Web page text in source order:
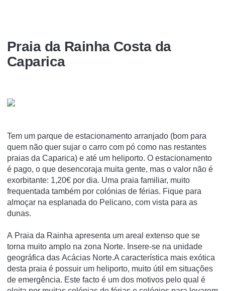
Praia da Rainha Costa da
Caparica
Tem um parque de estacionamento arranjado (bom para
quem não quer sujar o carro com pó como nas restantes
praias da Caparica) e até um heliporto. O estacionamento
é pago, o que desencoraja muita gente, mas o valor não é
exorbitante: 1,20€ por dia. Uma praia familiar, muito
frequentada também por colónias de férias. Fique para
almoçar na esplanada do Pelicano, com vista para as
dunas.
A Praia da Rainha apresenta um areal extenso que se
torna muito amplo na zona Norte. Insere-se na unidade
geográfica das Acácias Norte.A característica mais exótica
desta praia é possuir um heliporto, muito útil em situações
de emergência. Este facto é um dos motivos pelo qual é